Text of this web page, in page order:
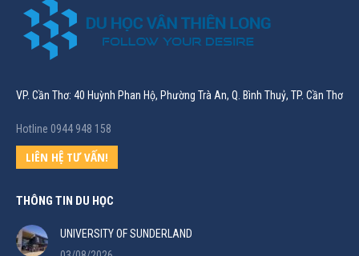
VP. Cần Thơ: 40 Huỳnh Phan Hộ, Phường Trà An, Q. Bình Thuỷ, TP. Cần Thơ
Hotline 0944 948 158
LIÊN HỆ TƯ VẤN!
THÔNG TIN DU HỌC
UNIVERSITY OF SUNDERLAND